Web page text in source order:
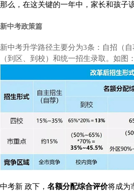
那么，在这关键的一年中，家长和孩子
新中考政策篇
新中考升学路径主要分为3条：自招（
（到区、到校）和统一招生录取。如图：
中考新 政下， 名额分配综合评价将成为